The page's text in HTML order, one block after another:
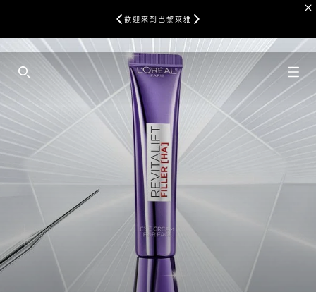
歡迎來到巴黎萊雅
SEARCH THIS SITE